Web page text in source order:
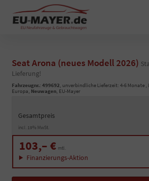
Seat Arona (neues Modell 2026)
Lieferung!
Fahrzeugnr.: 499692, unverbindliche Lieferzeit: 4-6 Monate ,
Europa, Neuwagen, EU-Mayer
Gesamtpreis
incl. 19% MwSt.
103,– € mtl.
Finanzierungs-Aktion